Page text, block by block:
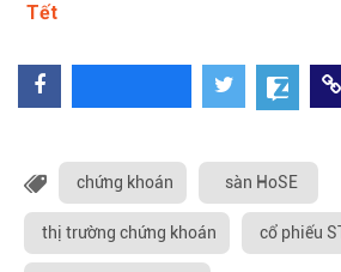
Tết
chứng khoán sàn HoSE
thị trường chứng khoán cổ phiếu